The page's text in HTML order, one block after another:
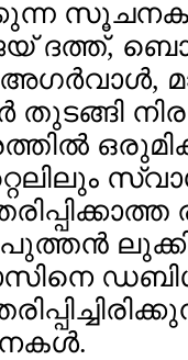
ദത്ത്,
അഗര്‍വാള്‍,
തുടങ്ങി